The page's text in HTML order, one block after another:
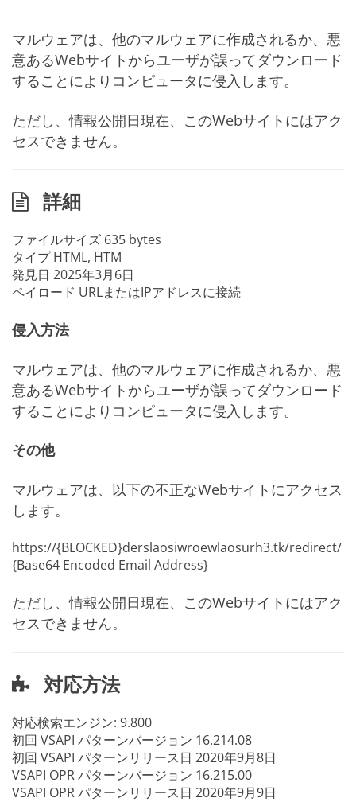
マルウェアは、他のマルウェアに作成されるか、悪
意あるWebサイトからユーザが誤ってダウンロード
することによりコンピュータに侵入します。
ただし、情報公開日現在、このWebサイトにはアク
セスできません。
詳細
ファイルサイズ 635 bytes
タイプHTML, HTM
発見日 2025年3月6日
ペイロード URLまたはIPアドレスに接続
侵入方法
マルウェアは、他のマルウェアに作成されるか、悪
意あるWebサイトからユーザが誤ってダウンロード
することによりコンピュータに侵入します。
その他
マルウェアは、以下の不正なWebサイトにアクセス
します。
https://{BLOCKED}derslaosiwroewlaosurh3.tk/redirect/
{Base64 Encoded Email Address}
ただし、情報公開日現在、このWebサイトにはアク
セスできません。
対応方法
対応検索エンジン: 9.800
初回 VSAPI パターンバージョン 16.214.08
初回 VSAPI パターンリリース日 2020年9月8日
VSAPI OPR パターンバージョン 16.215.00
VSAPI OPR パターンリリース日 2020年9月9日